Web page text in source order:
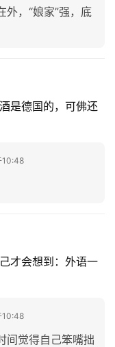
外，“娘家”强，底
是德国的，可佛还
10:48
才会想到：外语一
10:48
间觉得自己笨嘴拙